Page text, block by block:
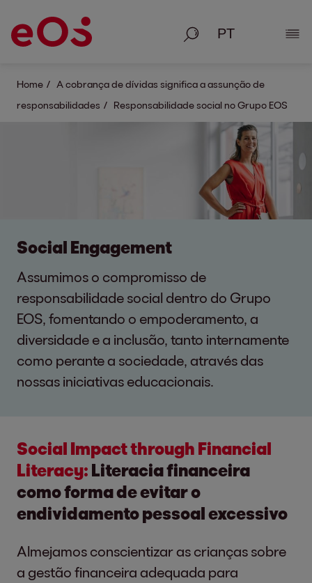
Pesquisa
Home
A cobrança de dívidas significa a assunção de
responsabilidades
Responsabilidade social no Grupo EOS
Social Engagement
Assumimos o compromisso de
responsabilidade social dentro do Grupo
EOS, fomentando o empoderamento, a
diversidade e a inclusão, tanto internamente
como perante a sociedade, através das
nossas iniciativas educacionais.
Social Impact through Financial
Literacy: Literacia financeira
como forma de evitar o
endividamento pessoal excessivo
Almejamos conscientizar as crianças sobre
a gestão financeira adequada para